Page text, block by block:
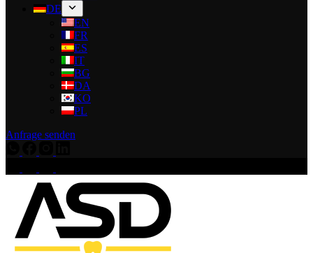
DE
EN
FR
ES
IT
BG
DA
KO
PL
Anfrage senden